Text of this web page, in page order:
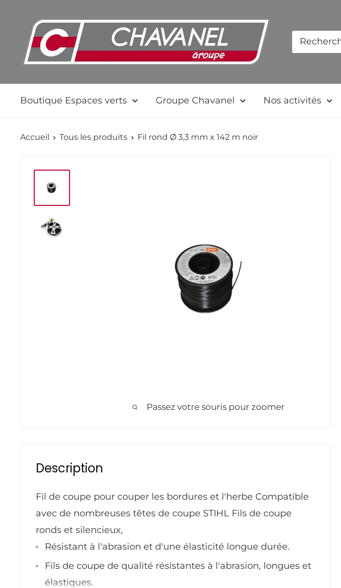
contenu
Chavanel.fr
Boutique Espaces verts Groupe Chavanel Nos activités
Accueil Tous les produits Fil rond Ø 3,3 mm x 142 m noir
Passez votre souris pour zoomer
Description
Fil de coupe pour couper les bordures et l'herbe Compatible
avec de nombreuses têtes de coupe STIHL Fils de coupe
ronds et silencieux,
Résistant à l'abrasion et d'une élasticité longue durée.
Fils de coupe de qualité résistantes à l'abrasion, longues et
élastiques.